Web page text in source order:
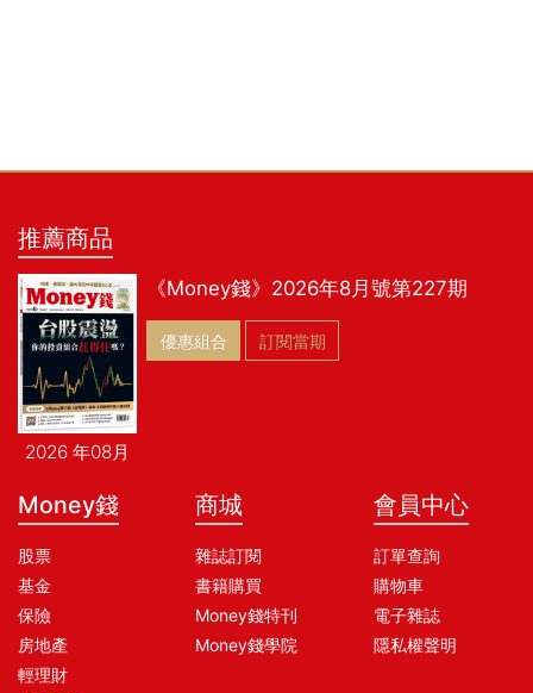
推薦商品
2026 年08月
《Money錢》2026年8月號第227期
優惠組合 訂閱當期
Money錢
股票
基金
保險
房地產
輕理財
商城
雜誌訂閱
書籍購買
Money錢特刊
Money錢學院
會員中心
訂單查詢
購物車
電子雜誌
隱私權聲明